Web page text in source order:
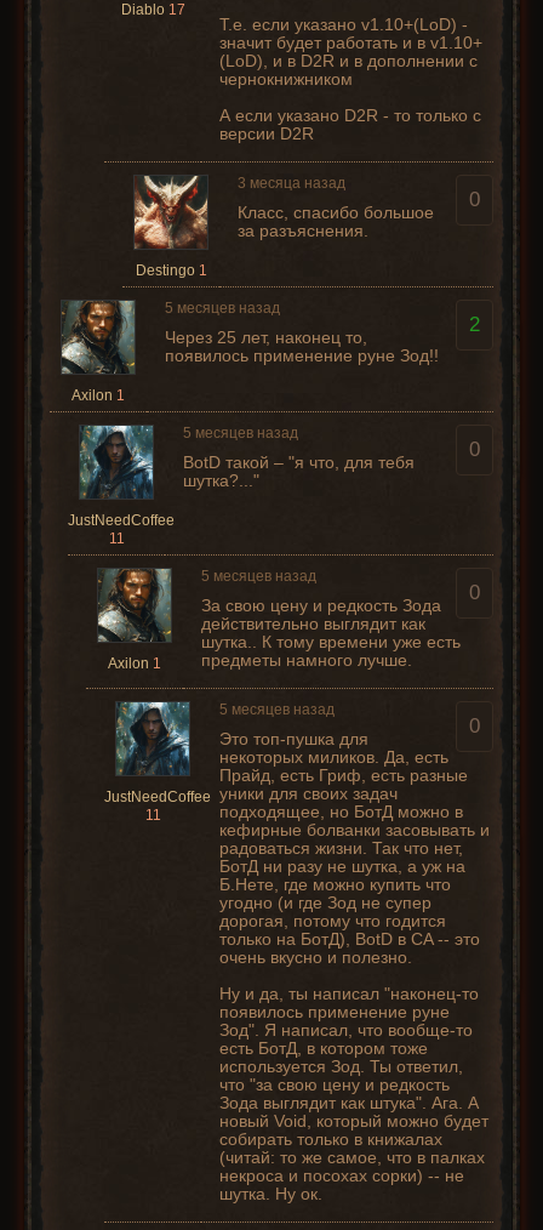
Diablo 17
Т.е. если указано v1.10+(LoD) -
значит будет работать и в v1.10+
(LoD), и в D2R и в дополнении с
чернокнижником
А если указано D2R - то только с
версии D2R
Destingo 1
0
3 месяца назад
Класс, спасибо большое
за разъяснения.
Axilon 1
2
5 месяцев назад
Через 25 лет, наконец то,
появилось применение руне Зод!!
JustNeedCoffee
11
0
5 месяцев назад
BotD такой – "я что, для тебя
шутка?..."
Axilon 1
0
5 месяцев назад
За свою цену и редкость Зода
действительно выглядит как
шутка.. К тому времени уже есть
предметы намного лучше.
JustNeedCoffee
11
0
5 месяцев назад
Это топ-пушка для
некоторых миликов. Да, есть
Прайд, есть Гриф, есть разные
уники для своих задач
подходящее, но БотД можно в
кефирные болванки засовывать и
радоваться жизни. Так что нет,
БотД ни разу не шутка, а уж на
Б.Нете, где можно купить что
угодно (и где Зод не супер
дорогая, потому что годится
только на БотД), BotD в CA -- это
очень вкусно и полезно.
Ну и да, ты написал "наконец-то
появилось применение руне
Зод". Я написал, что вообще-то
есть БотД, в котором тоже
используется Зод. Ты ответил,
что "за свою цену и редкость
Зода выглядит как штука". Ага. А
новый Void, который можно будет
собирать только в книжалах
(читай: то же самое, что в палках
некроса и посохах сорки) -- не
шутка. Ну ок.